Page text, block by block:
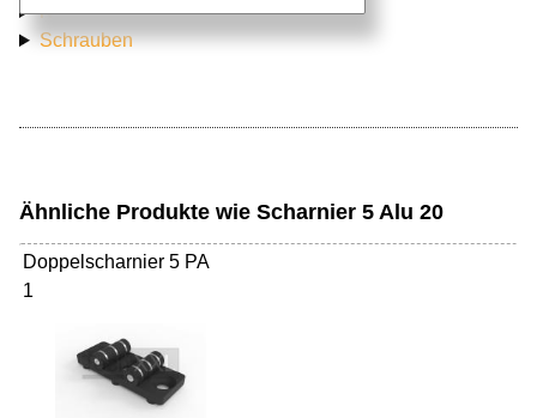
Nutensteine
Schrauben
Ähnliche Produkte wie Scharnier 5 Alu 20
Doppelscharnier 5 PA
1